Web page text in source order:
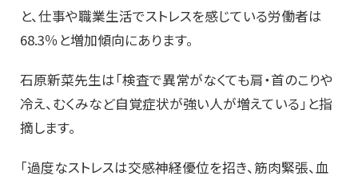
と、仕事や職業生活でストレスを感じている労働者は
68.3％と増加傾向にあります。
石原新菜先生は「検査で異常がなくても肩・首のこりや
冷え、むくみなど自覚症状が強い人が増えている」と指
摘します。
「過度なストレスは交感神経優位を招き、筋肉緊張、血